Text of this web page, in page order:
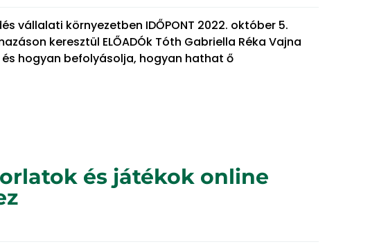
vállalati környezetben IDŐPONT 2022. október 5.
keresztül ELŐADÓk Tóth Gabriella Réka Vajna
és hogyan befolyásolja, hogyan hathat ő
és játékok online